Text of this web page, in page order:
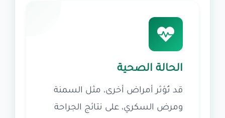
الحالة الصحية
قد تُؤثر أمراض أخرى، مثل السمنة
ومرض السكري، على نتائج الجراحة